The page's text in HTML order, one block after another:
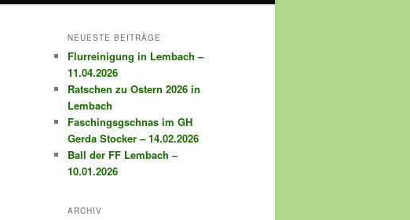
NEUESTE BEITRÄGE
Flurreinigung in Lembach –
11.04.2026
Ratschen zu Ostern 2026 in
Lembach
Faschingsgschnas im GH
Gerda Stocker – 14.02.2026
Ball der FF Lembach –
10.01.2026
ARCHIV